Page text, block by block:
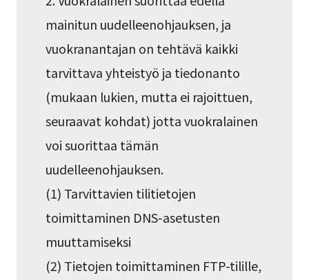
mainitun uudelleenohjauksen, ja
vuokranantajan on tehtävä kaikki
tarvittava yhteistyö ja tiedonanto
(mukaan lukien, mutta ei rajoittuen,
seuraavat kohdat) jotta vuokralainen
voi suorittaa tämän
uudelleenohjauksen.
(1) Tarvittavien tilitietojen
toimittaminen DNS-asetusten
muuttamiseksi
(2) Tietojen toimittaminen FTP-tilille,